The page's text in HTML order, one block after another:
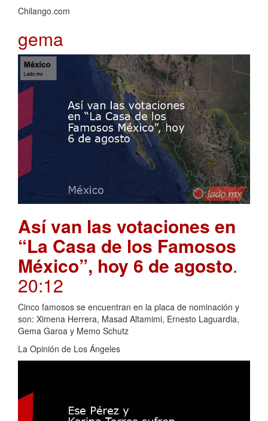
Chilango.com
gema
Así van las votaciones en
“La Casa de los Famosos
México”, hoy 6 de agosto.
20:12
Cinco famosos se encuentran en la placa de nominación y
son: Ximena Herrera, Masad Altamimi, Ernesto Laguardia,
Gema Garoa y Memo Schutz
La Opinión de Los Ángeles